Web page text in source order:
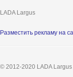
LADA Largus
Разместить рекламу на
© 2012-2020 LADA